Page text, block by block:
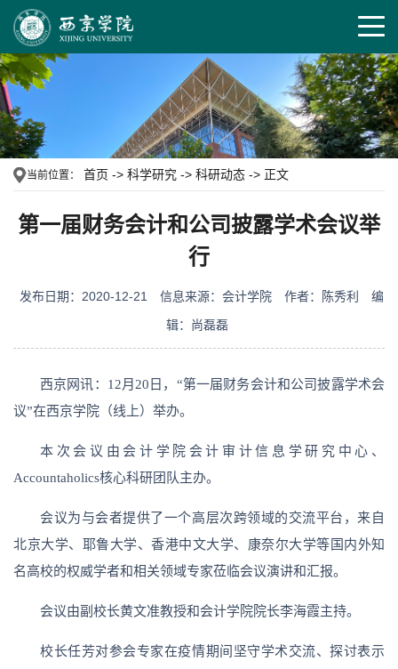
当前位置： 首页 -> 科学研究 -> 科研动态 -> 正文
第一届财务会计和公司披露学术会议举
行
发布日期：2020-12-21 信息来源：会计学院 作者：陈秀利
编
辑：尚磊磊
西京网讯：12月20日，“第一届财务会计和公司披露学术会
议”在西京学院（线上）举办。
本次会议由会计学院会计审计信息学研究中心、
Accountaholics核心科研团队主办。
会议为与会者提供了一个高层次跨领域的交流平台，来自
北京大学、耶鲁大学、香港中文大学、康奈尔大学等国内外知
名高校的权威学者和相关领域专家莅临会议演讲和汇报。
会议由副校长黄文准教授和会计学院院长李海霞主持。
校长任芳对参会专家在疫情期间坚守学术交流、探讨表示